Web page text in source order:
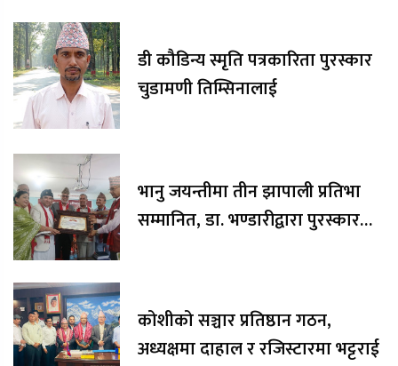
डी कौडिन्य स्मृति पत्रकारिता पुरस्कार
चुडामणी तिम्सिनालाई
भानु जयन्तीमा तीन झापाली प्रतिभा
सम्मानित, डा. भण्डारीद्वारा पुरस्कार
कोशीको सञ्चार प्रतिष्ठान गठन,
अध्यक्षमा दाहाल र रजिस्टारमा भट्टराई